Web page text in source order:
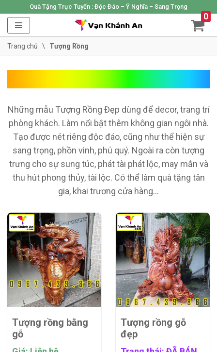
Skip
content
Quà Tặng Trực Tuyến : Độc Đáo – Ý Nghĩa – Sang Trọng
0
Trang chủ \ Tượng Rồng
Những mẫu Tượng Rồng Đẹp dùng để decor, trang trí
phòng khách. Làm nổi bật thêm không gian ngôi nhà.
Tạo được nét riêng độc đáo, cũng như thể hiện sự
sang trọng, phồn vinh, phú quý. Ngoài ra còn tượng
trưng cho sự sung túc, phát tài phát lộc, may mắn và
thu hút phong thủy, tài lộc. Có thể làm quà tặng tân
gia, khai trương cửa hàng…
Tượng rồng bằng
gỗ
Tượng rồng gỗ
đẹp